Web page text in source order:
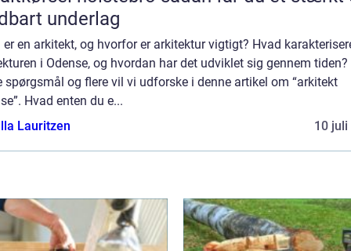
underlag
er en arkitekt, og hvorfor er arkitektur vigtigt? Hvad
i Odense, og hvordan har det udviklet sig gennem tiden?
spørgsmål og flere vil vi udforske i denne artikel om “arkitekt
Hvad enten du e...
Lauritzen
10 juli